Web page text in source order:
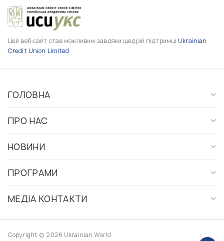
Цей веб-сайт став можливим завдяки щедрій підтримці Ukrainian
Credit Union Limited
ГОЛОВНА
ПРО НАС
НОВИНИ
ПРОГРАМИ
МЕДІА КОНТАКТИ
Copyright © 2026 Ukrainian World